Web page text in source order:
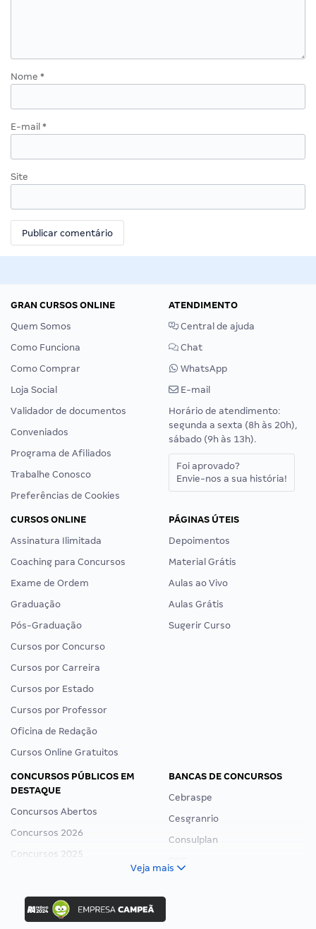
Nome *
E-mail *
Site
GRAN CURSOS ONLINE
Quem Somos
Como Funciona
Como Comprar
Loja Social
Validador de documentos
Conveniados
Programa de Afiliados
Trabalhe Conosco
Preferências de Cookies
ATENDIMENTO
Central de ajuda
Chat
WhatsApp
E-mail
Horário de atendimento:
segunda a sexta (8h às 20h),
sábado (9h às 13h).
Foi aprovado?
Envie-nos a sua história!
CURSOS ONLINE
Assinatura Ilimitada
Coaching para Concursos
Exame de Ordem
Graduação
Pós-Graduação
Cursos por Concurso
Cursos por Carreira
Cursos por Estado
Cursos por Professor
Oficina de Redação
Cursos Online Gratuitos
PÁGINAS ÚTEIS
Depoimentos
Material Grátis
Aulas ao Vivo
Aulas Grátis
Sugerir Curso
CONCURSOS PÚBLICOS EM
DESTAQUE
Concursos Abertos
Concursos 2026
Concursos 2025
Concurso Ibama
Concurso MPU
BANCAS DE CONCURSOS
Cebraspe
Cesgranrio
Consulplan
Veja mais